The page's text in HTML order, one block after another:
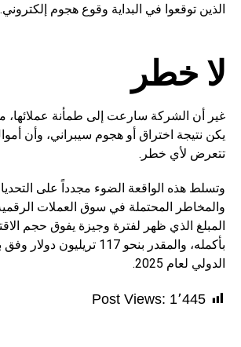
الذين توقعوا في البداية وقوع هجوم إلكتروني.
لا خطر
غير أن الشركة سارعت إلى طمأنة عملائها،
يكن نتيجة اختراق أو هجوم سيبراني، وأن
تتعرض لأي خطر.
وتسلط هذه الواقعة الضوء مجدداً على
والمخاطر المحتملة في سوق العملات
المبلغ الذي ظهر لفترة وجيزة يفوق حجم
بأكمله، والمقدر بنحو 117
الدولي لعام 2025.
Post Views: 1٬445